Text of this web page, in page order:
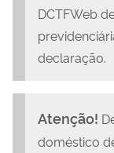
DCTFWeb
declaração.
Atenção!
doméstico